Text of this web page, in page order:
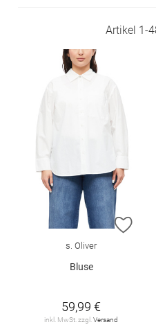
Artikel 1-
ZUR
s. Oliver
Bluse
59,99 €
inkl. MwSt. zzgl. Versand